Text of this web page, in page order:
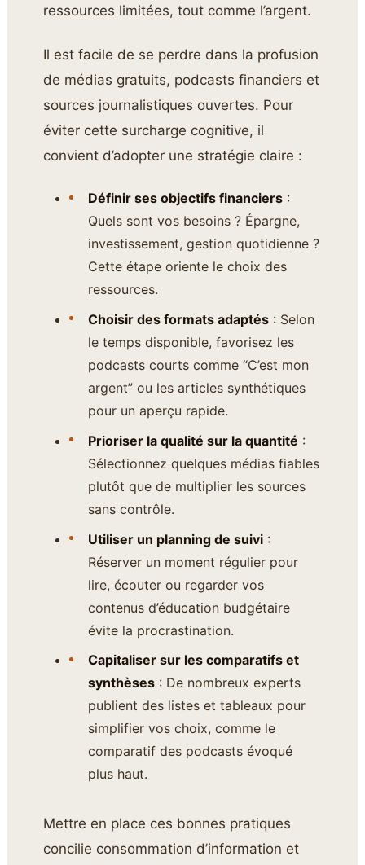
ressources limitées, tout comme l’argent.
Il est facile de se perdre dans la profusion
de médias gratuits, podcasts financiers et
sources journalistiques ouvertes. Pour
éviter cette surcharge cognitive, il
convient d’adopter une stratégie claire :
Définir ses objectifs financiers:
Quels sont vos besoins ? Épargne,
investissement, gestion quotidienne ?
Cette étape oriente le choix des
ressources.
Choisir des formats adaptés: Selon
le temps disponible, favorisez les
podcasts courts comme “C’est mon
argent” ou les articles synthétiques
pour un aperçu rapide.
Prioriser la qualité sur la quantité :
Sélectionnez quelques médias fiables
plutôt que de multiplier les sources
sans contrôle.
Utiliser un planning de suivi:
Réserver un moment régulier pour
lire, écouter ou regarder vos
contenus d’éducation budgétaire
évite la procrastination.
Capitaliser sur les comparatifs et
synthèses: De nombreux experts
publient des listes et tableaux pour
simplifier vos choix, comme le
comparatif des podcasts évoqué
plus haut.
Mettre en place ces bonnes pratiques
concilie consommation d’information et